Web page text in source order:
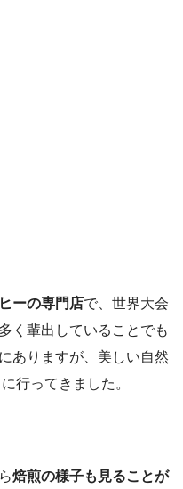
ーの専門店で、世界大会
く輩出していることでも
ありますが、美しい自然
行ってきました。
焙煎の様子も見ることが